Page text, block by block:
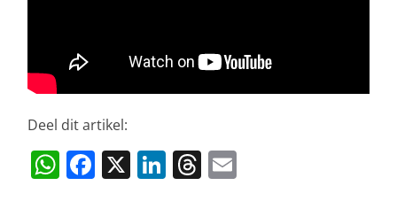
Deel dit artikel:
W F X Li T